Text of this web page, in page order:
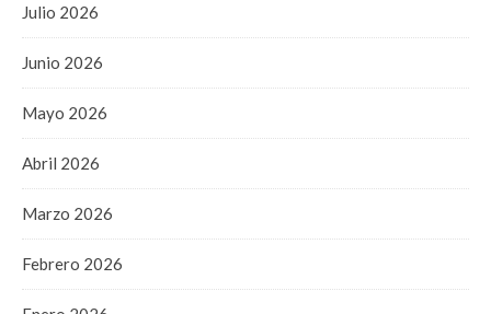
Julio 2026
Junio 2026
Mayo 2026
Abril 2026
Marzo 2026
Febrero 2026